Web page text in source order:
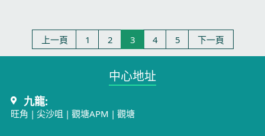
e
o
上一頁 1 2 3 4 5 下一頁
中心地址​
九龍:
旺角 | 尖沙咀 | 觀塘APM | 觀塘